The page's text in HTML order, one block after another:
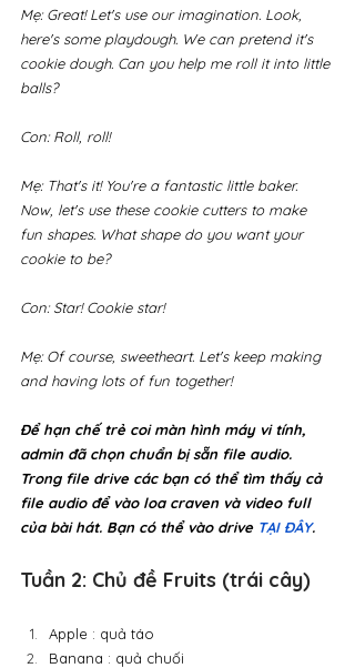
Mẹ: Great! Let's use our imagination. Look,
here's some playdough. We can pretend it's
cookie dough. Can you help me roll it into little
balls?
Con: Roll, roll!
Mẹ: That's it! You're a fantastic little baker.
Now, let's use these cookie cutters to make
fun shapes. What shape do you want your
cookie to be?
Con: Star! Cookie star!
Mẹ: Of course, sweetheart. Let's keep making
and having lots of fun together!
Để hạn chế trẻ coi màn hình máy vi tính,
admin đã chọn chuẩn bị sẵn file audio.
Trong file drive các bạn có thể tìm thấy cả
file audio để vào loa craven và video full
của bài hát. Bạn có thể vào drive TẠI ĐÂY.
Tuần 2: Chủ đề Fruits (trái cây)
Apple : quả táo
Banana : quả chuối